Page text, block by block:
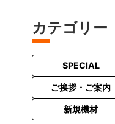
カテゴリー
SPECIAL
ご挨拶・ご案内
新規機材